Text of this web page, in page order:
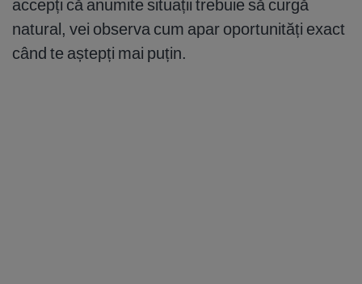
accepți că anumite situații trebuie să curgă
natural, vei observa cum apar oportunități exact
când te aștepți mai puțin.